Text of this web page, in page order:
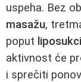
uspeha. Bez
masažu,
poput
aktivnost će
i sprečiti